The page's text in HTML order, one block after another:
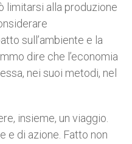
limitarsi alla produzione
sull’ambiente e la
dire che l’economia
nei suoi metodi, nel
insieme, un viaggio.
e di azione. Fatto non